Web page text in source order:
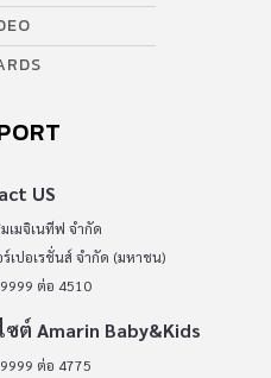
US
เมจิเนทีฟ จำกัด
เปอเรชั่นส์ จำกัด (มหาชน)
ต่อ 4510
ต์ Amarin Baby&Kids
ต่อ 4775